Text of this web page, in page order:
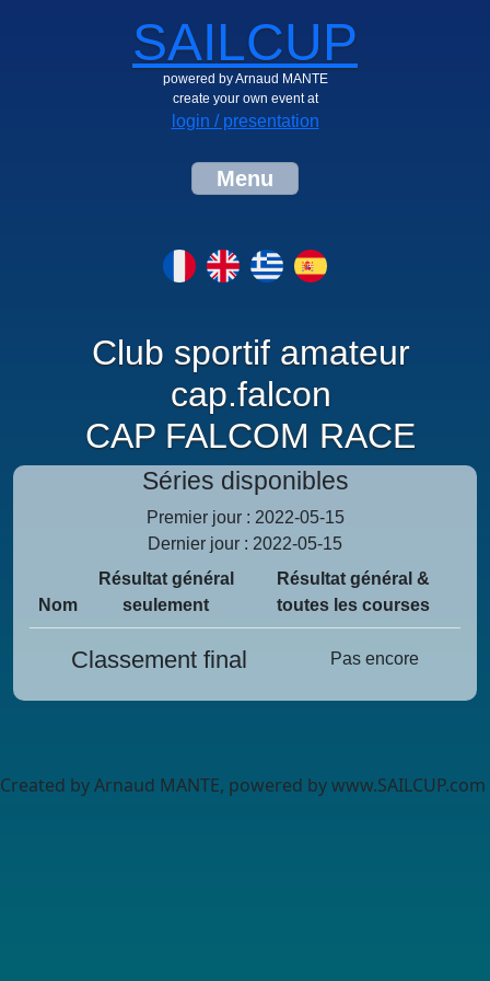
SAILCUP
powered by Arnaud MANTE
create your own event at
login / presentation
Menu
Club sportif amateur
cap.falcon
CAP FALCOM RACE
Séries disponibles
Premier jour : 2022-05-15
Dernier jour : 2022-05-15
Nom
Résultat général
seulement
Résultat général &
toutes les courses
Classement final Pas encore
Created by Arnaud MANTE, powered by www.SAILCUP.com